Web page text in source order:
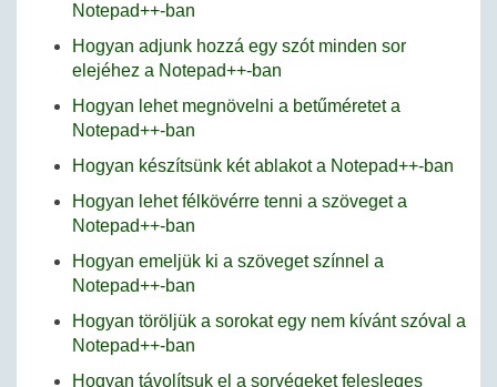
Notepad++-ban
Hogyan adjunk hozzá egy szót minden sor
elejéhez a Notepad++-ban
Hogyan lehet megnövelni a betűméretet a
Notepad++-ban
Hogyan készítsünk két ablakot a Notepad++-ban
Hogyan lehet félkövérre tenni a szöveget a
Notepad++-ban
Hogyan emeljük ki a szöveget színnel a
Notepad++-ban
Hogyan töröljük a sorokat egy nem kívánt szóval a
Notepad++-ban
Hogyan távolítsuk el a sorvégeket felesleges